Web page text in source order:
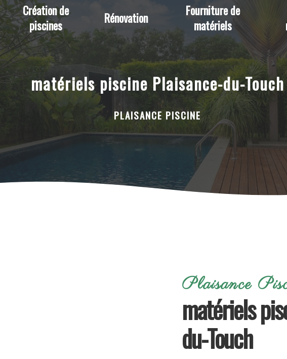
Création de
piscines
Rénovation
Fourniture de
matériels
matériels piscine Plaisance-du-Touch
PLAISANCE PISCINE
Plaisance
matériels
du-Touch